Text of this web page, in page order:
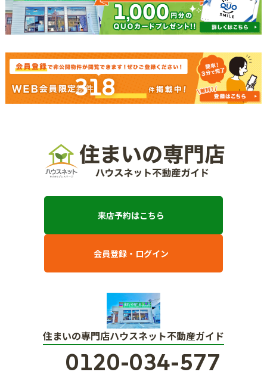
318
来店予約はこちら
会員登録・ログイン
住まいの専門店ハウスネット不動産ガイド
0120-034-577